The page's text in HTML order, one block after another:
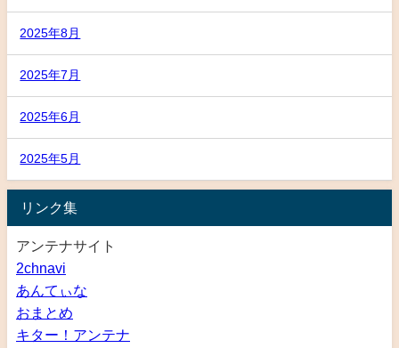
2025年8月
2025年7月
2025年6月
2025年5月
リンク集
アンテナサイト
2chnavi
あんてぃな
おまとめ
キター！アンテナ